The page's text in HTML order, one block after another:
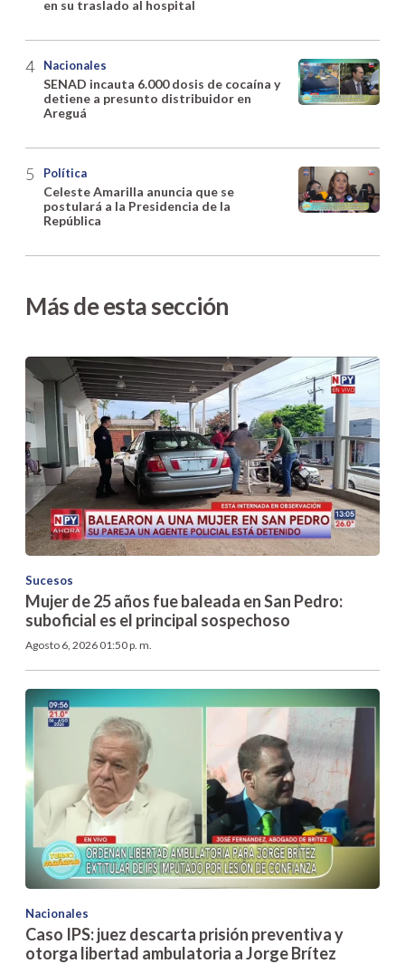
en su traslado al hospital
Nacionales
SENAD incauta 6.000 dosis de cocaína y
detiene a presunto distribuidor en
Areguá
Política
Celeste Amarilla anuncia que se
postulará a la Presidencia de la
República
Más de esta sección
Sucesos
Mujer de 25 años fue baleada en San Pedro:
suboficial es el principal sospechoso
Agosto 6, 2026 01:50 p. m.
Nacionales
Caso IPS: juez descarta prisión preventiva y
otorga libertad ambulatoria a Jorge Brítez